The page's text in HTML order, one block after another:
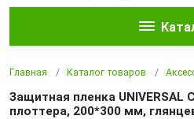
Главная Каталог товаров
Защитная пленка UNIVERSAL
плоттера, 200*300 мм,